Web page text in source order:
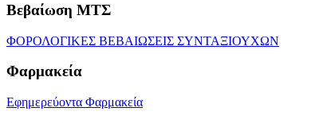
Βεβαίωση ΜΤΣ
ΦΟΡΟΛΟΓΙΚΕΣ ΒΕΒΑΙΩΣΕΙΣ ΣΥΝΤΑΞΙΟΥΧΩΝ
Φαρμακεία
Εφημερεύοντα Φαρμακεία